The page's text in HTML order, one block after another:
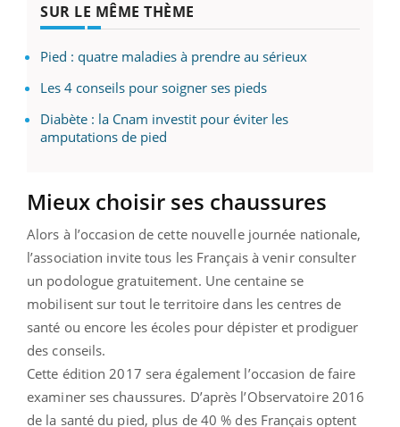
SUR LE MÊME THÈME
Pied : quatre maladies à prendre au sérieux
Les 4 conseils pour soigner ses pieds
Diabète : la Cnam investit pour éviter les
amputations de pied
Mieux choisir ses chaussures
Alors à l’occasion de cette nouvelle journée nationale,
l’association invite tous les Français à venir consulter
un podologue gratuitement. Une centaine se
mobilisent sur tout le territoire dans les centres de
santé ou encore les écoles pour dépister et prodiguer
des conseils.
Cette édition 2017 sera également l’occasion de faire
examiner ses chaussures. D’après l’Observatoire 2016
de la santé du pied, plus de 40 % des Français optent